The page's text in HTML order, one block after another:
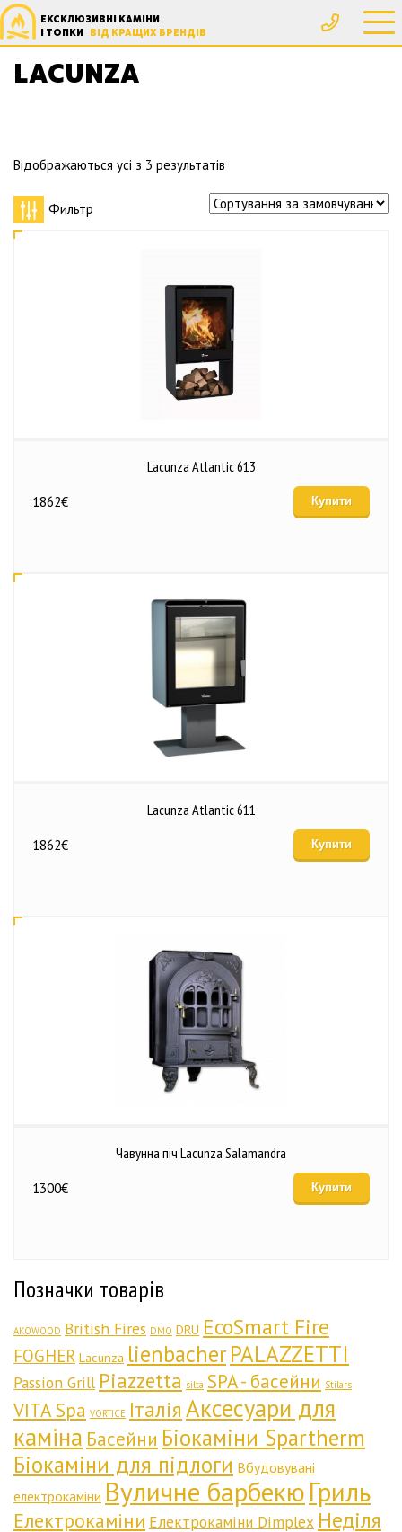
ЕКСКЛЮЗИВНІ КАМІНИ
І ТОПКИ ВІД КРАЩИХ БРЕНДІВ
LACUNZA
Головна Производители
Відображаються усі з 3 результатів
Фильтр
Lacunza Atlantic 613
1862€ Купити
Lacunza Atlantic 611
1862€ Купити
Чавунна піч Lacunza Salamandra
1300€ Купити
Позначки товарів
AKOWOOD British Fires DMO DRU EcoSmart Fire
FOGHER Lacunza lienbacherPALAZZETTI
Passion Grill Piazzetta silta SPA - басейни Stilars
VITA Spa VORTICE Італія Аксесуари для
каміна Басейни Біокаміни Spartherm
Біокаміни для підлоги Вбудовувані
електрокаміни Вуличне барбекюГриль
Електрокаміни Електрокаміни Dimplex Неділя